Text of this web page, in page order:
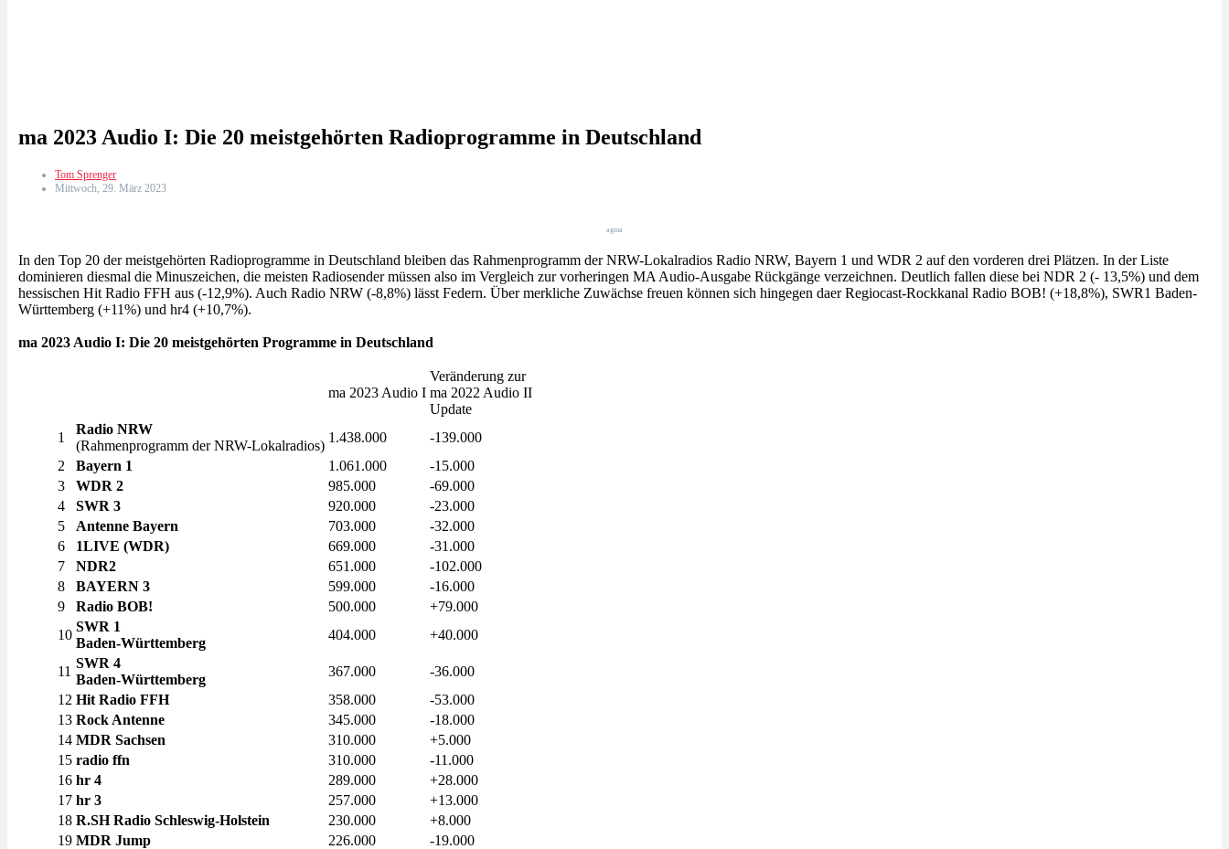
ma 2023 Audio I: Die 20 meistgehörten Radioprogramme in Deutschland
Tom Sprenger
Mittwoch, 29. März 2023
agma
In den Top 20 der meistgehörten Radioprogramme in Deutschland bleiben das Rahmenprogramm der NRW-Lokalradios Radio NRW, Bayern 1 und WDR 2 auf den vorderen drei Plätzen. In der Liste
dominieren diesmal die Minuszeichen, die meisten Radiosender müssen also im Vergleich zur vorheringen MA Audio-Ausgabe Rückgänge verzeichnen. Deutlich fallen diese bei NDR 2 (- 13,5%) und dem
hessischen Hit Radio FFH aus (-12,9%). Auch Radio NRW (-8,8%) lässt Federn. Über merkliche Zuwächse freuen können sich hingegen daer Regiocast-Rockkanal Radio BOB! (+18,8%), SWR1 Baden-
Württemberg (+11%) und hr4 (+10,7%).
ma 2023 Audio I: Die 20 meistgehörten Programme in Deutschland
ma 2023 Audio I
Veränderung zur
ma 2022 Audio II
Update
1
Radio NRW
(Rahmenprogramm der NRW-Lokalradios)
1.438.000
-139.000
2
Bayern 1 1.061.000
-15.000
3
WDR 2 985.000
-69.000
4
SWR 3 920.000
-23.000
5
Antenne Bayern 703.000
-32.000
6
1LIVE (WDR) 669.000
-31.000
7
NDR2 651.000
-102.000
8
BAYERN 3 599.000
-16.000
9
Radio BOB! 500.000
+79.000
10
SWR 1
Baden-Württemberg
404.000 +40.000
11
SWR 4
Baden-Württemberg
367.000
-36.000
12 Hit Radio FFH 358.000
-53.000
13 Rock Antenne 345.000
-18.000
14 MDR Sachsen 310.000
+5.000
15 radio ffn 310.000
-11.000
16 hr 4 289.000
+28.000
17 hr 3 257.000
+13.000
18 R.SH Radio Schleswig-Holstein 230.000
+8.000
19 MDR Jump 226.000
-19.000